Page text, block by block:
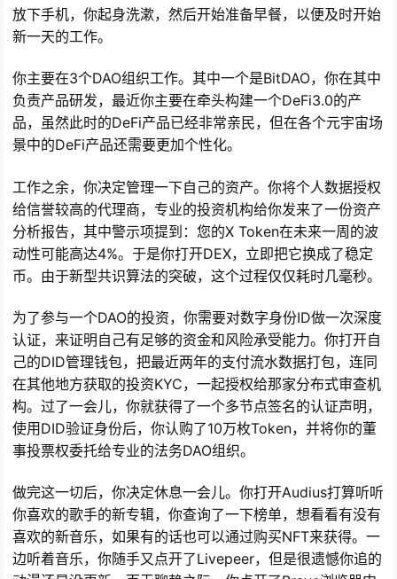
放下手机，你起身洗漱，然后开始准备早餐，以便及时开始
新一天的工作。
你主要在3个DAO组织工作。其中一个是BitDAO，你在其中
负责产品研发，最近你主要在牵头构建一个DeFi3.0的产
品，虽然此时的DeFi产品已经非常亲民，但在各个元宇宙场
景中的DeFi产品还需要更加个性化。
工作之余，你决定管理一下自己的资产。你将个人数据授权
给信誉较高的代理商，专业的投资机构给你发来了一份资产
分析报告，其中警示项提到：您的X Token在未来一周的波
动性可能高达4%。于是你打开DEX，立即把它换成了稳定
币。由于新型共识算法的突破，这个过程仅仅耗时几毫秒。
为了参与一个DAO的投资，你需要对数字身份ID做一次深度
认证，来证明自己有足够的资金和风险承受能力。你打开自
己的DID管理钱包，把最近两年的支付流水数据打包，连同
在其他地方获取的投资KYC，一起授权给那家分布式审查机
构。过了一会儿，你就获得了一个多节点签名的认证声明，
使用DID验证身份后，你认购了10万枚Token，并将你的董
事投票权委托给专业的法务DAO组织。
做完这一切后，你决定休息一会儿。你打开Audius打算听听
你喜欢的歌手的新专辑，你查询了一下榜单，想看看有没有
喜欢的新音乐，如果有的话也可以通过购买NFT来获得。一
边听着音乐，你随手又点开了Livepeer，但是很遗憾你追的